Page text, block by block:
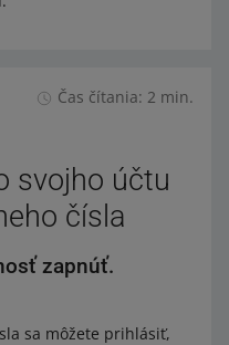
Čas čítania: 2 min.
svojho účtu
čísla
zapnúť.
sa môžete prihlásiť,